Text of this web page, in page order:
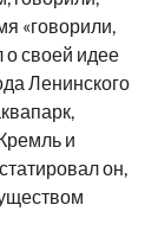
«говорили,
о своей идее
Ленинского
и
он,